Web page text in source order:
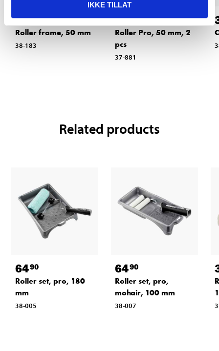
IKKE TILLAT
1290
Roller frame, 50 mm
38-183
1490
Roller Pro, 50 mm, 2
pcs
37-881
Related products
6490
Roller set, pro, 180
mm
38-005
6490
Roller set, pro,
mohair, 100 mm
38-007